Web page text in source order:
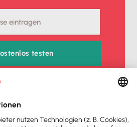
testen
Tagen automatisch. Kein
Datenschutz­bestimmungen